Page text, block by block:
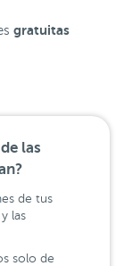
gratuitas
las
de tus
las
solo de